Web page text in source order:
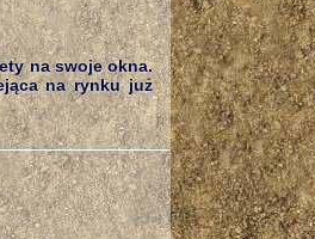
na swoje okna.
na rynku już